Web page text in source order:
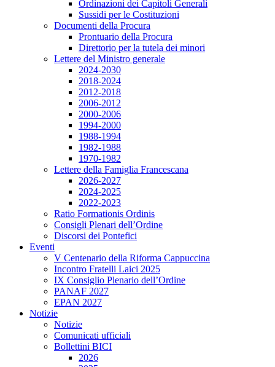
Ordinazioni dei Capitoli Generali
Sussidi per le Costituzioni
Documenti della Procura
Prontuario della Procura
Direttorio per la tutela dei minori
Lettere del Ministro generale
2024-2030
2018-2024
2012-2018
2006-2012
2000-2006
1994-2000
1988-1994
1982-1988
1970-1982
Lettere della Famiglia Francescana
2026-2027
2024-2025
2022-2023
Ratio Formationis Ordinis
Consigli Plenari dell’Ordine
Discorsi dei Pontefici
Eventi
V Centenario della Riforma Cappuccina
Incontro Fratelli Laici 2025
IX Consiglio Plenario dell’Ordine
PANAF 2027
EPAN 2027
Notizie
Notizie
Comunicati ufficiali
Bollettini BICI
2026